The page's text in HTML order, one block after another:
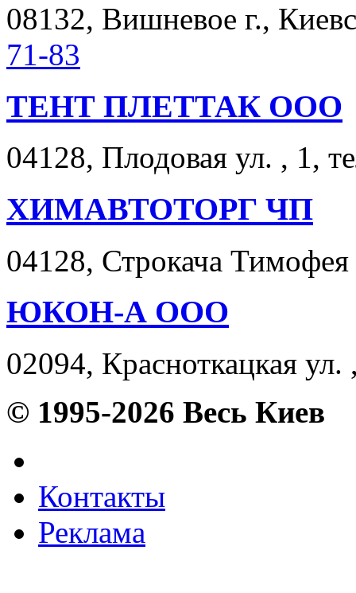
08132, Вишневое г.,
71-83
ТЕНТ ПЛЕТТАК ООО
04128, Плодовая ул. , 1,
ХИМАВТОТОРГ ЧП
04128, Строкача
ЮКОН-А ООО
02094, Красноткацкая
© 1995-2026 Весь Киев
Контакты
Реклама